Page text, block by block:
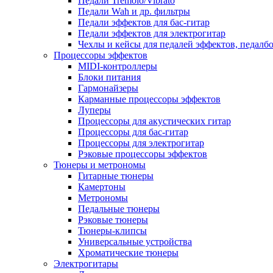
Педали Wah и др. фильтры
Педали эффектов для бас-гитар
Педали эффектов для электрогитар
Чехлы и кейсы для педалей эффектов,
Процессоры эффектов
MIDI-контроллеры
Блоки питания
Гармонайзеры
Карманные процессоры эффектов
Луперы
Процессоры для акустических гитар
Процессоры для бас-гитар
Процессоры для электрогитар
Рэковые процессоры эффектов
Тюнеры и метрономы
Гитарные тюнеры
Камертоны
Метрономы
Педальные тюнеры
Рэковые тюнеры
Тюнеры-клипсы
Универсальные устройства
Хроматические тюнеры
Электрогитары